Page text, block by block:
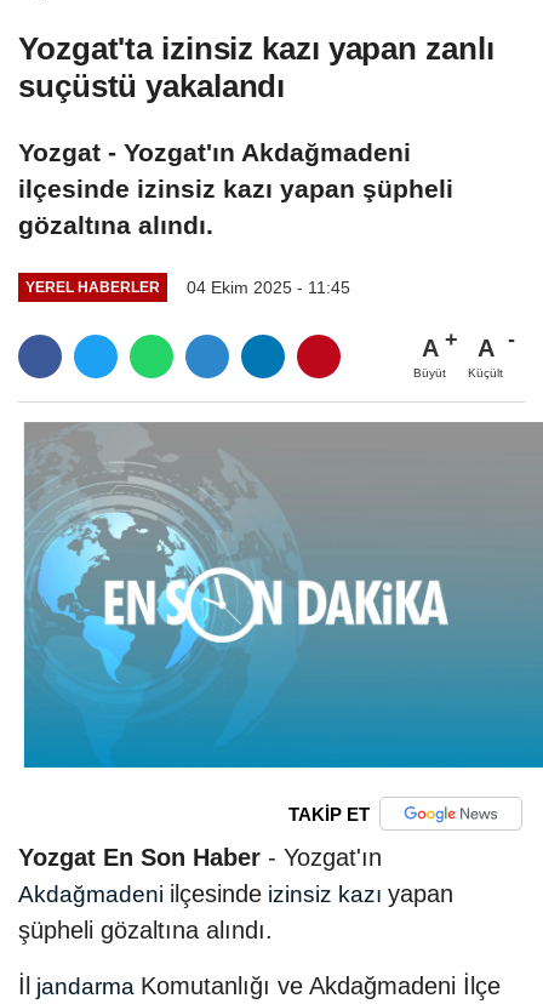
Yozgat'ta izinsiz kazı yapan zanlı
suçüstü yakalandı
Yozgat - Yozgat'ın Akdağmadeni
ilçesinde izinsiz kazı yapan şüpheli
gözaltına alındı.
YEREL HABERLER 04 Ekim 2025 - 11:45
A
Büyüt
A
Küçült
TAKİP ET
Yozgat En Son Haber - Yozgat'ın
Akdağmadeni ilçesinde izinsiz kazı yapan
şüpheli gözaltına alındı.
İl jandarma Komutanlığı ve Akdağmadeni İlçe